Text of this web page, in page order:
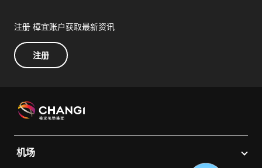
注册 樟宜账户获取最新资讯
注册
机场